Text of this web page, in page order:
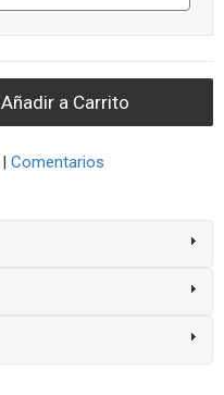
Añadir a Carrito
| Comentarios